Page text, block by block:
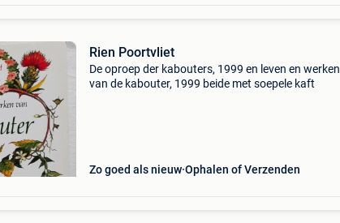
Rien Poortvliet
De oproep der kabouters, 1999 en leven en werken
van de kabouter, 1999 beide met soepele kaft
Zo goed als nieuw Ophalen of Verzenden